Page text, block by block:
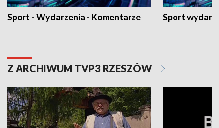
Sport - Wydarzenia - Komentarze Sport
Z ARCHIWUM TVP3 RZESZÓW